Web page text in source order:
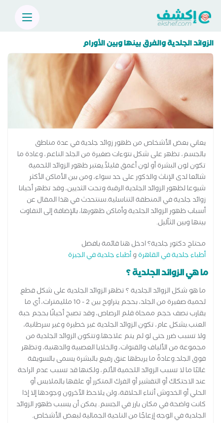
الزوائد الجلدية والفرق بينها وبين الأورام
يعاني بعض الأشخاص من ظهور زوائد جلدية في عدة مناطق
بالجسم، تظهر على شكل نتوءات صغيرة من الجلد الناعم، وعادة ما
تكون لون البشرة أو لون أغمق قليلاً.يعتبر ظهور الزوائد اللحمية
شائعا لدى الإناث والذكور على حد سواء، ومن بين الأماكن الأكثر
شيوعا لظهور الزوائد الجلدية الرقبة وتحت الثديين، وقد تظهر أحيانا
زوائد جلدية في المنطقة التناسلية.سنتحدث في هذا المقال عن
أسباب ظهور الزوائد الجلدية وأماكن ظهورها، بالإضافة إلى التفاوت
بينها وبين الثآليل.
محتاج دكتور جلدية؟ ادخل هنا قائمة بافضل
أطباء جلدية في القاهرةوأطباء جلدية في الجيزة
ما هي الزوائد الجلدية ؟
ما هو شكل الزوائد الجلدية ؟ تظهر الزوائد الجلدية على شكل قطع
لحمية صغيرة من الجلد، بحجم يتراوح بين 2 - 10 ملليمترات، أي ما
يقارب نصف حجم ممحاة قلم الرصاص، وقد تصبح أحيانًا بحجم حبة
العنب.بشكل عام، تكون الزوائد الجلدية غير خطيرة وغير سرطانية،
ولا تسبب ضرر حتى لو لم يتم علاجها.وتتكون الزوائد الجلدية من
مجموعة من الألياف والقنوات، والخلايا العصبية والدهنية، وتظهر
فوق الجلد.وعادةً ما يربطها عنق رفيع بالبشرة يسمى بالسويقة
غالبًا ما لا تسبب الزوائد اللحمية الألم، ولكنها قد تسبب عدم الراحة
عند الاحتكاك أو التقشير أو الفرك المتكرر أو علقها بالملابس أو
الحلي أو الخدوش أثناء الحلاقة، ولن يلاحظ الآخرون وجودها إلا إذا
كانت واضحة في مكان بارز في الجسم. يمكن أن يسبب ظهور الزوائد
الجلدية في الوجه إزعاجًا من الناحية الجمالية لبعض الأشخاص.